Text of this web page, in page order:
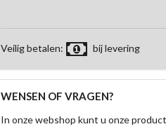
Veilig betalen: bij levering
WENSEN OF VRAGEN?
In onze webshop kunt u onze